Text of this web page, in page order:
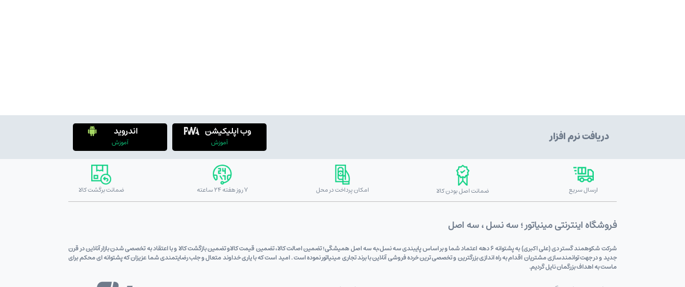
دریافت نرم افزار وب اپلیکیشن
آموزش
اندروید
آموزش
ارسال سریع ضمانت اصل بودن کالا امکان پرداخت در محل 7 روز هفته 24 ساعته ضمانت برگشت کالا
فروشگاه اینترنتی مینیاتور ؛ سه نسل ، سه اصل
شرکت شکوهمند گستر دی (علی اکبری) به پشتوانه 6 دهه اعتماد شما و بر اساس پایبندی سه نسل،به سه اصل همیشگی؛ تضمین اصالت کالا، تضمین قیمت کالاو تضمین بازگشت کالا و با اعتقاد به تخصصی شدن بازار آنلاین در قرن
جدید و در جهت توانمندسازی مشتریان اقدام به راه اندازی بزرگترین و تخصصی ترین خرده فروشی آنلاین با برند تجاری مینیاتور نموده است . امید است که با یاری خداوند متعال و جلب رضایتمندی شما عزیزان که پشتوانه ای محکم برای
ماست به اهداف بزرگمان نایل گردیم.